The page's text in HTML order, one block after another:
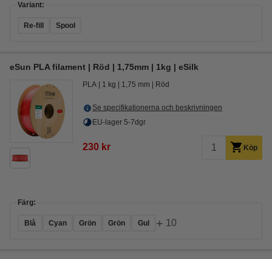
Variant:
Re-fill Spool
eSun PLA filament | Röd | 1,75mm | 1kg | eSilk
PLA 1 kg 1,75 mm Röd
Se specifikationerna och beskrivningen
EU-lager 5-7dgr
230 kr Köp
Färg:
Blå Cyan Grön Grön Gul + 10